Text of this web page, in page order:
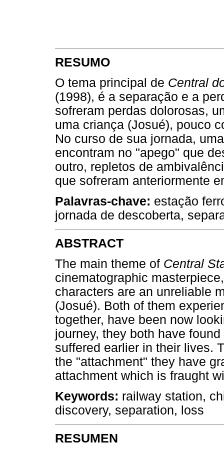
RESUMO
O tema principal de Central
(1998), é a separação e a
sofreram perdas dolorosas,
uma criança (Josué), pouco
No curso de sua jornada,
encontram no "apego" que
outro, repletos de
que sofreram anteriormente
Palavras-chave: estação
jornada de descoberta,
ABSTRACT
The main theme of Central
cinematographic
characters are an unreliable
(Josué). Both of them
together, have been now
journey, they both have
suffered earlier in their lives.
the "attachment" they have
attachment which is fraught
Keywords: railway station,
discovery, separation, loss
RESUMEN